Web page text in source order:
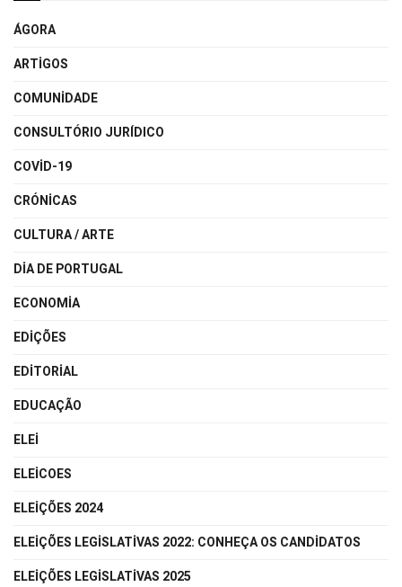
ÁGORA
ARTIGOS
COMUNIDADE
CONSULTÓRIO JURÍDICO
COVID-19
CRÓNICAS
CULTURA / ARTE
DIA DE PORTUGAL
ECONOMIA
EDIÇÕES
EDITORIAL
EDUCAÇÃO
ELEI
ELEICOES
ELEIÇÕES 2024
ELEIÇÕES LEGISLATIVAS 2022: CONHEÇA OS CANDIDATOS
ELEIÇÕES LEGISLATIVAS 2025